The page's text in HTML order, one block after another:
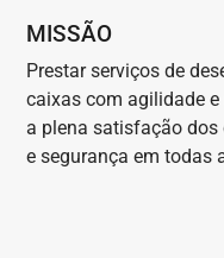
MISSÃO
Prestar serviços de
caixas com agilidade
a plena satisfação
e segurança em todas